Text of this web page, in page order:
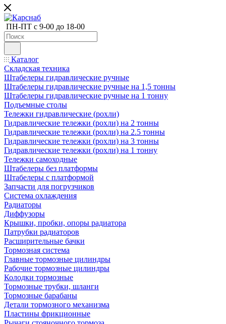
ПН-ПТ с 9-00 до 18-00
Каталог
Складская техника
Штабелеры гидравлические ручные
Штабелеры гидравлические ручные на 1,5 тонны
Штабелеры гидравлические ручные на 1 тонну
Подъемные столы
Тележки гидравлические (рохли)
Гидравлические тележки (рохли) на 2 тонны
Гидравлические тележки (рохли) на 2.5 тонны
Гидравлические тележки (рохли) на 3 тонны
Гидравлические тележки (рохли) на 1 тонну
Тележки самоходные
Штабелеры без платформы
Штабелеры с платформой
Запчасти для погрузчиков
Система охлаждения
Радиаторы
Диффузоры
Крышки, пробки, опоры радиатора
Патрубки радиаторов
Расширительные бачки
Тормозная система
Главные тормозные цилиндры
Рабочие тормозные цилиндры
Колодки тормозные
Тормозные трубки, шланги
Тормозные барабаны
Детали тормозного механизма
Пластины фрикционные